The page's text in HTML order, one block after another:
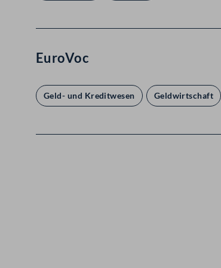
EuroVoc
Geld- und Kreditwesen Geldwirtschaft